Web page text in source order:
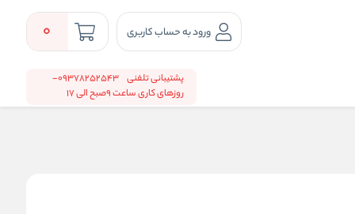
ورود به حساب کاربری 0
پشتیبانی تلفنی
09378252543-
روزهای کاری ساعت 9صبح الی 17